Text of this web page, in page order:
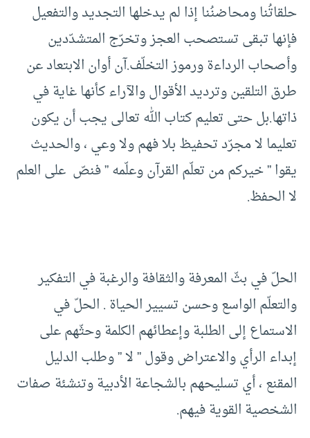
حلقاتُنا ومحاضنُنا إذا لم يدخلها التجديد والتفعيل
فإنها تبقى تستصحب العجز وتخرّج المتشدّدين
وأصحاب الرداءة ورموز التخلّف.آن أوان الابتعاد عن
طرق التلقين وترديد الأقوال والآراء كأنها غاية في
ذاتها.بل حتى تعليم كتاب الله تعالى يجب أن يكون
تعليما لا مجرّد تحفيظ بلا فهم ولا وعي ، والحديث
يقوا ” خيركم من تعلّم القرآن وعلّمه ” فنصّ على العلم
لا الحفظ.
الحلّ في بثّ المعرفة والثقافة والرغبة في التفكير
والتعلّم الواسع وحسن تسيير الحياة . الحلّ في
الاستماع إلى الطلبة وإعطائهم الكلمة وحثّهم على
إبداء الرأي والاعتراض وقول ” لا ” وطلب الدليل
المقنع ، أي تسليحهم بالشجاعة الأدبية وتنشئة صفات
الشخصية القوية فيهم.